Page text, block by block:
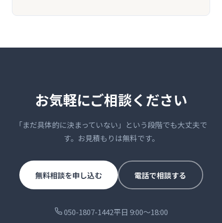
お気軽にご相談ください
「まだ具体的に決まっていない」という段階でも大丈夫で
す。お見積もりは無料です。
無料相談を申し込む 電話で相談する
050-1807-1442平日 9:00〜18:00